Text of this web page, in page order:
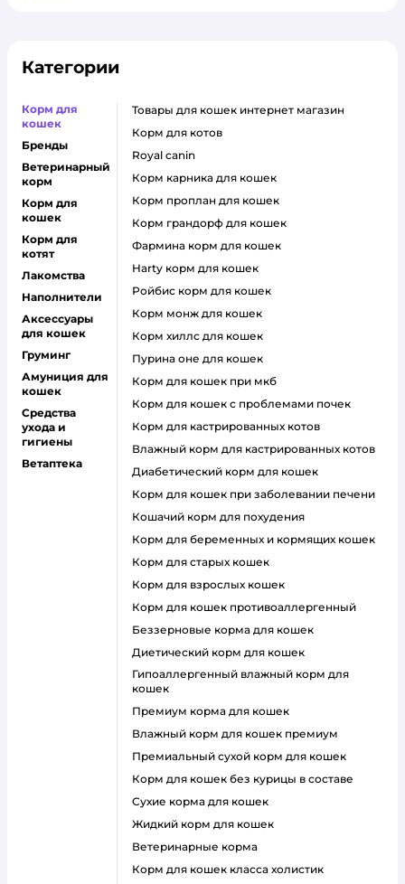
Категории
Корм для
кошек
Бренды
Ветеринарный
корм
Корм для
кошек
Корм для
котят
Лакомства
Наполнители
Аксессуары
для кошек
Груминг
Амуниция для
кошек
Средства
ухода и
гигиены
Ветаптека
товары для кошек интернет магазин
корм для котов
royal canin
корм карника для кошек
корм проплан для кошек
корм грандорф для кошек
фармина корм для кошек
harty корм для кошек
ройбис корм для кошек
корм монж для кошек
корм хиллс для кошек
пурина оне для кошек
корм для кошек при мкб
корм для кошек с проблемами почек
Корм для кастрированных котов
влажный корм для кастрированных котов
диабетический корм для кошек
корм для кошек при заболевании печени
кошачий корм для похудения
корм для беременных и кормящих кошек
корм для старых кошек
корм для взрослых кошек
корм для кошек противоаллергенный
беззерновые корма для кошек
диетический корм для кошек
гипоаллергенный влажный корм для
кошек
премиум корма для кошек
влажный корм для кошек премиум
премиальный сухой корм для кошек
корм для кошек без курицы в составе
сухие корма для кошек
жидкий корм для кошек
ветеринарные корма
корм для кошек класса холистик